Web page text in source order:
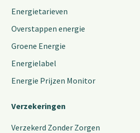
Energietarieven
Overstappen energie
Groene Energie
Energielabel
Energie Prijzen Monitor
Verzekeringen
Verzekerd Zonder Zorgen